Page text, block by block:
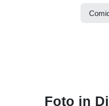
Foto in